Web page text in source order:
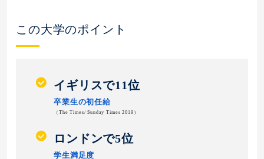
この大学のポイント
イギリスで11位
卒業生の初任給
（The Times/ Sunday Times 2019）
ロンドンで5位
学生満足度